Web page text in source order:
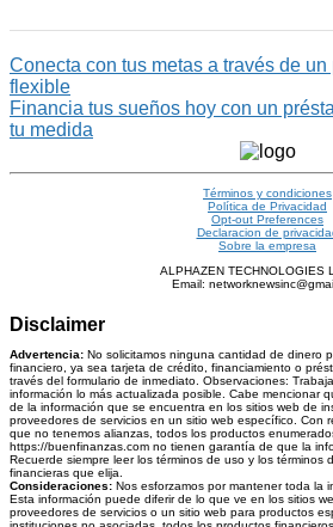
Conecta con tus metas a través de un
flexible
Financia tus sueños hoy con un
tu medida
Términos y condiciones
Política de Privacidad
Opt-out Preferences
Declaracion de
Sobre la empresa
ALPHAZEN TECHNOLOGIES
Email:
Disclaimer
Advertencia: No solicitamos ninguna cantidad de dinero
financiero, ya sea tarjeta de crédito, financiamiento o
través del formulario de inmediato. Observaciones:
información lo más actualizada posible. Cabe mencionar
de la información que se encuentra en los sitios web de
proveedores de servicios en un sitio web específico. Con
que no tenemos alianzas, todos los productos
https://buenfinanzas.com no tienen garantía de que la
Recuerde siempre leer los términos de uso y los términos
financieras que elija.
Consideraciones: Nos esforzamos por mantener toda la
Esta información puede diferir de lo que ve en los sitios
proveedores de servicios o un sitio web para productos